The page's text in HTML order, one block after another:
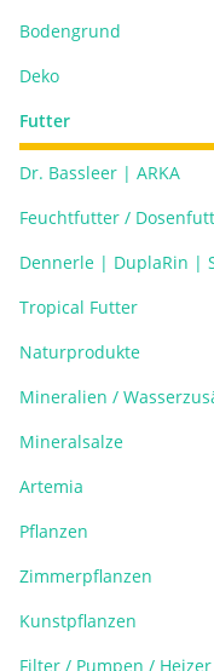
Bodengrund
Deko
Futter
Dr. Bassleer | ARKA
Feuchtfutter /
Dennerle | DuplaRin |
Tropical Futter
Naturprodukte
Mineralien /
Mineralsalze
Artemia
Pflanzen
Zimmerpflanzen
Kunstpflanzen
Filter / Pumpen / Heizer